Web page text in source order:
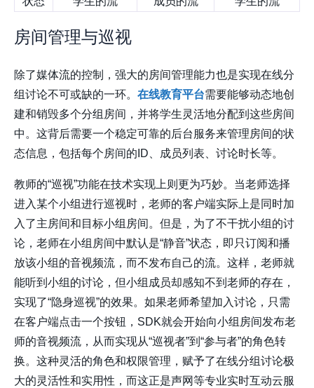
房间管理与巡视
除了媒体流的控制，强大的房间管理能力也是实现在线分
组讨论不可或缺的一环。 在线教育平台需要能够动态地创
建和销毁多个分组房间，并将学生灵活地分配到这些房间
中。这背后需要一个稳定可靠的后台服务来管理房间的状
态信息，包括每个房间的ID、成员列表、讨论时长等。
教师的“巡视”功能在技术实现上则更为巧妙。当老师选择
进入某个小组进行巡视时，老师的客户端实际上是同时加
入了主房间和目标小组房间。但是，为了不干扰小组的讨
论，老师在小组房间中默认是“静音”状态，即只订阅和播
放该小组的音视频流，而不发布自己的流。这样，老师就
能听到小组的讨论，但小组成员却感知不到老师的存在，
实现了“隐身巡视”的效果。如果老师希望加入讨论，只需
在客户端点击一个按钮，SDK就会开始向小组房间发布老
师的音视频流，从而实现从“巡视者”到“参与者”的角色转
换。这种灵活的角色和权限管理，赋予了在线分组讨论极
大的灵活性和实用性，而这正是声网等专业实时互动云服